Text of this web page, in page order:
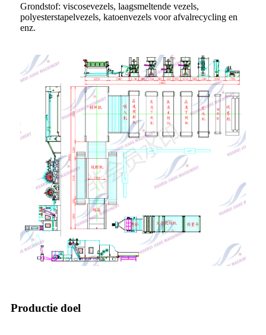
Grondstof: viscosevezels, laagsmeltende vezels,
polyesterstapelvezels, katoenvezels voor afvalrecycling en
enz.
Productie doel